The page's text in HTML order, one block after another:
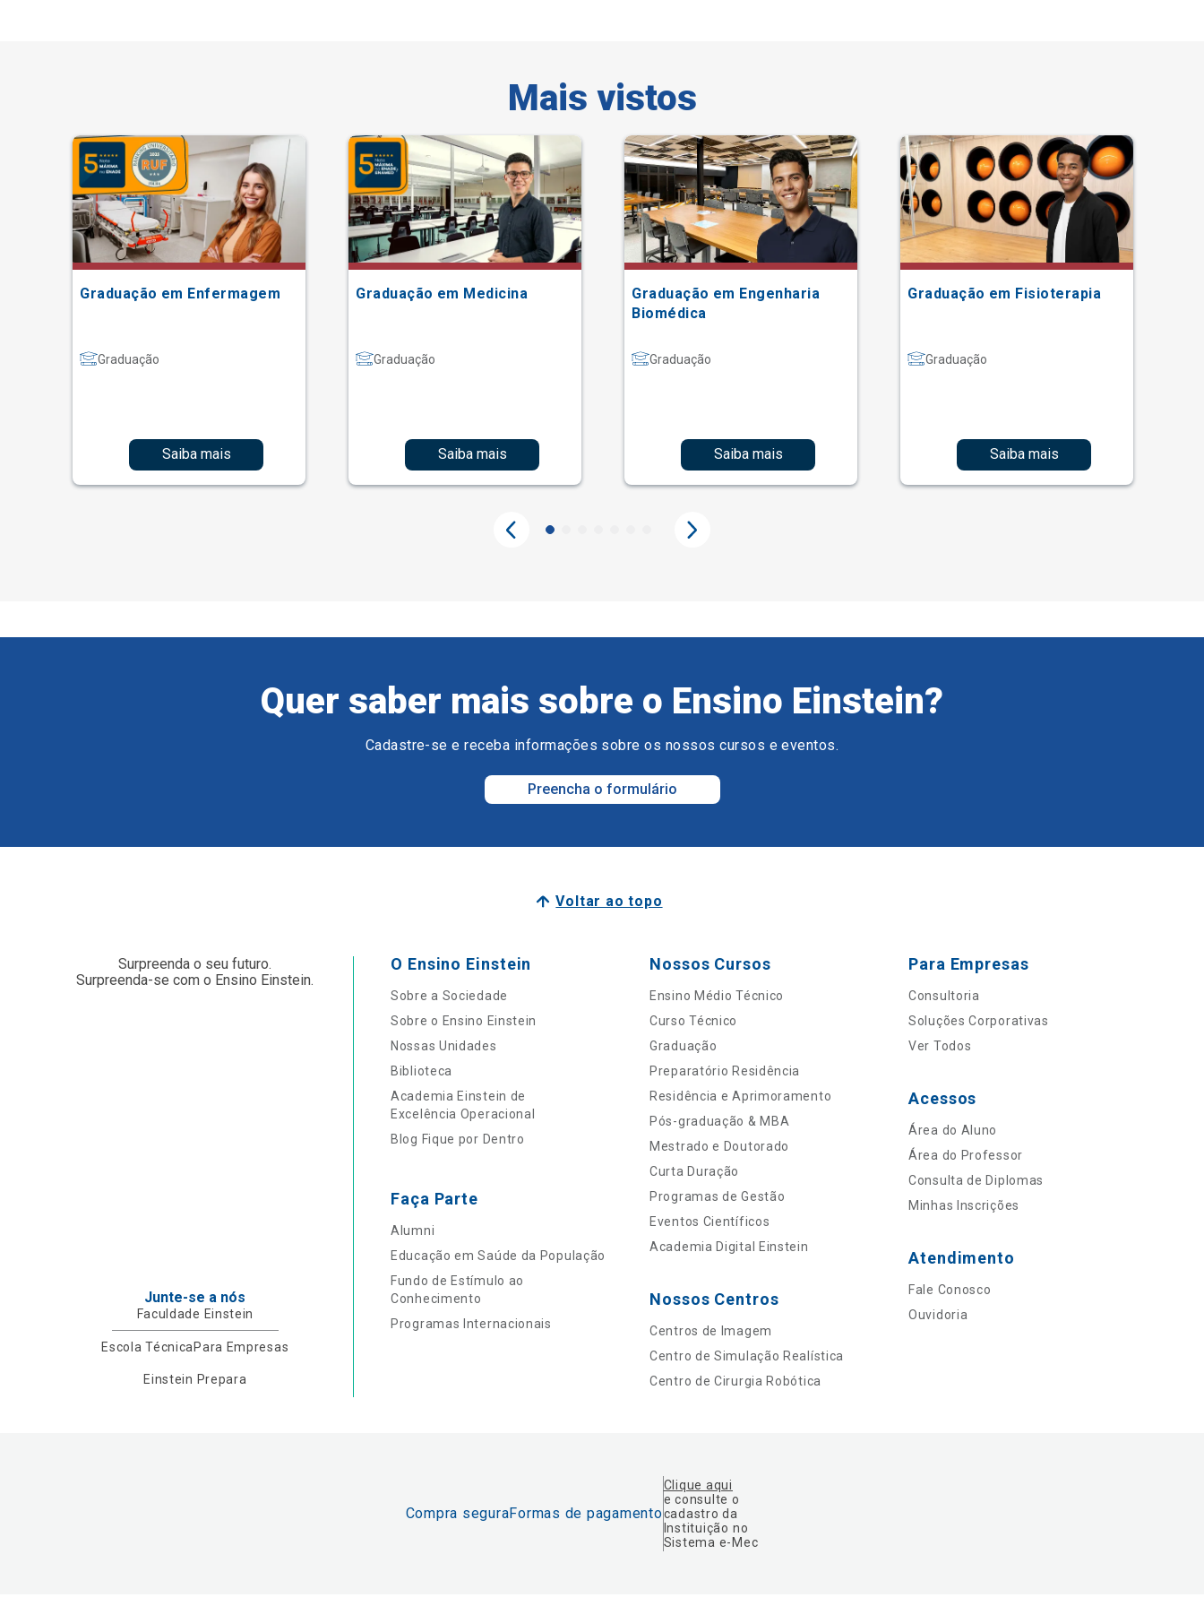
Mais vistos
Graduação em Enfermagem
Graduação
Saiba mais
Graduação em Medicina
Graduação
Saiba mais
Graduação em Engenharia
Biomédica
Graduação
Saiba mais
Graduação em Fisioterapia
Graduação
Saiba mais
Quer saber mais sobre o Ensino Einstein?
Cadastre-se e receba informações sobre os nossos cursos e eventos.
Preencha o formulário
Voltar ao topo
Surpreenda o seu futuro.
Surpreenda-se com o Ensino Einstein.
Junte-se a nós
Faculdade Einstein
Escola Técnica Para Empresas
Einstein Prepara
O Ensino Einstein
Sobre a Sociedade
Sobre o Ensino Einstein
Nossas Unidades
Biblioteca
Academia Einstein de
Excelência Operacional
Blog Fique por Dentro
Faça Parte
Alumni
Educação em Saúde da População
Fundo de Estímulo ao
Conhecimento
Programas Internacionais
Nossos Cursos
Ensino Médio Técnico
Curso Técnico
Graduação
Preparatório Residência
Residência e Aprimoramento
Pós-graduação & MBA
Mestrado e Doutorado
Curta Duração
Programas de Gestão
Eventos Científicos
Academia Digital Einstein
Nossos Centros
Centros de Imagem
Centro de Simulação Realística
Centro de Cirurgia Robótica
Para Empresas
Consultoria
Soluções Corporativas
Ver Todos
Acessos
Área do Aluno
Área do Professor
Consulta de Diplomas
Minhas Inscrições
Atendimento
Fale Conosco
Ouvidoria
Compra seguraFormas de pagamento
Clique aqui
e consulte o
cadastro da
Instituição no
Sistema e-Mec